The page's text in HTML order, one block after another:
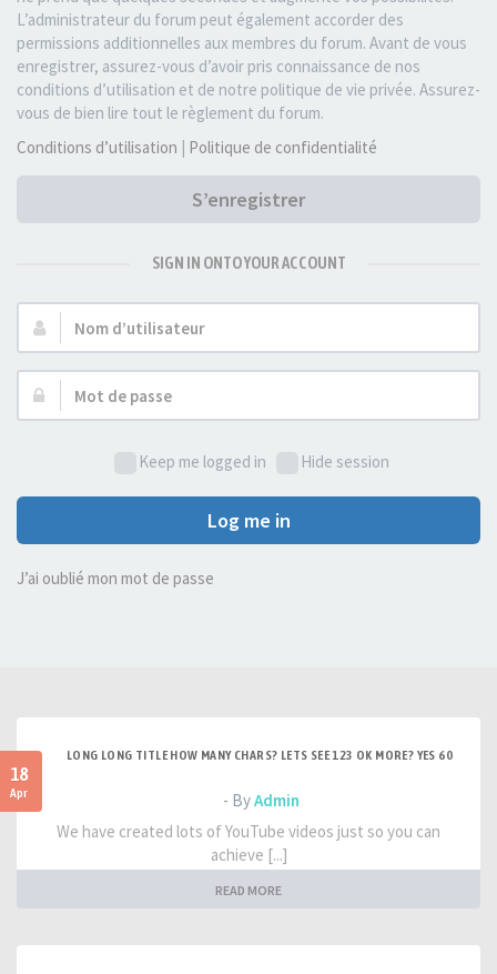
L’administrateur du forum peut également accorder des
permissions additionnelles aux membres du forum. Avant de vous
enregistrer, assurez-vous d’avoir pris connaissance de nos
conditions d’utilisation et de notre politique de vie privée. Assurez-
vous de bien lire tout le règlement du forum.
Conditions d’utilisation | Politique de confidentialité
S’enregistrer
SIGN IN ONTO YOUR ACCOUNT
Nom
d’utilisateur :
Mot
de
Keep me logged in
Hide session
Log me in
J’ai oublié mon mot de passe
18
Apr
LONG LONG TITLE HOW MANY CHARS? LETS SEE 123 OK MORE? YES 60
- ByAdmin
We have created lots of YouTube videos just so you can
achieve [...]
READ MORE